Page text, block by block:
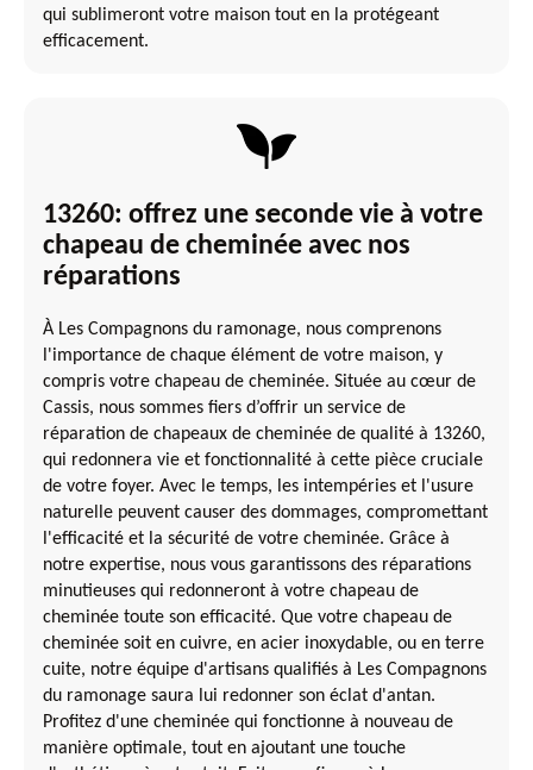
qui sublimeront votre maison tout en la protégeant
efficacement.
13260: offrez une seconde vie à votre
chapeau de cheminée avec nos
réparations
À Les Compagnons du ramonage, nous comprenons
l'importance de chaque élément de votre maison, y
compris votre chapeau de cheminée. Située au cœur de
Cassis, nous sommes fiers d’offrir un service de
réparation de chapeaux de cheminée de qualité à 13260,
qui redonnera vie et fonctionnalité à cette pièce cruciale
de votre foyer. Avec le temps, les intempéries et l'usure
naturelle peuvent causer des dommages, compromettant
l'efficacité et la sécurité de votre cheminée. Grâce à
notre expertise, nous vous garantissons des réparations
minutieuses qui redonneront à votre chapeau de
cheminée toute son efficacité. Que votre chapeau de
cheminée soit en cuivre, en acier inoxydable, ou en terre
cuite, notre équipe d'artisans qualifiés à Les Compagnons
du ramonage saura lui redonner son éclat d'antan.
Profitez d'une cheminée qui fonctionne à nouveau de
manière optimale, tout en ajoutant une touche